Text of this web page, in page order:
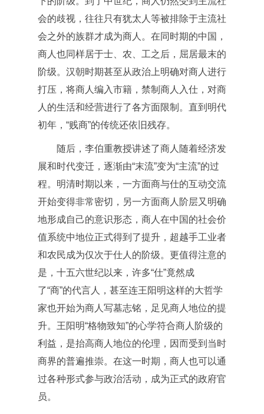
会的歧视，往往只有犹太人等被排除于主流社
会之外的族群才成为商人。在同时期的中国，
商人也同样居于士、农、工之后，屈居最末的
阶级。汉朝时期甚至从政治上明确对商人进行
打压，将商人编入市籍，禁制商人入仕，对商
人的生活和经营进行了各方面限制。直到明代
初年，“贱商”的传统还依旧残存。
随后，李伯重教授讲述了商人随着经济发
展和时代变迁，逐渐由“末流”变为“主流”的过
程。明清时期以来，一方面商与仕的互动交流
开始变得非常密切，另一方面商人阶层又明确
地形成自己的意识形态，商人在中国的社会价
值系统中地位正式得到了提升，超越手工业者
和农民成为仅次于仕人的阶级。更值得注意的
是，十五六世纪以来，许多“仕”竟然成
了“商”的代言人，甚至连王阳明这样的大哲学
家也开始为商人写墓志铭，足见商人地位的提
升。王阳明“格物致知”的心学符合商人阶级的
利益，是抬高商人地位的伦理，因而受到当时
商界的普遍推崇。在这一时期，商人也可以通
过各种形式参与政治活动，成为正式的政府官
员。